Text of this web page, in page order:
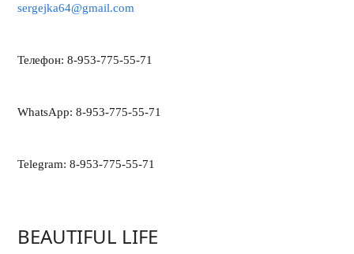
sergejka64@gmail.com
Телефон: 8-953-775-55-71
WhatsApp: 8-953-775-55-71
Telegram: 8-953-775-55-71
BEAUTIFUL LIFE